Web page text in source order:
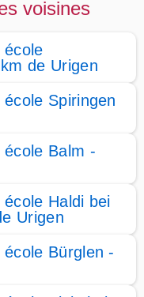
voisines
école
de Urigen
Spiringen
Balm -
Haldi bei
Urigen
Bürglen -